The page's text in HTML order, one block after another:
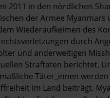
2011 in den nördlichen
der Armee
Wiederaufkeimen des
durch
und anderweitigen
Straftaten berichtet.
Täter_innen
im Land beiträgt.